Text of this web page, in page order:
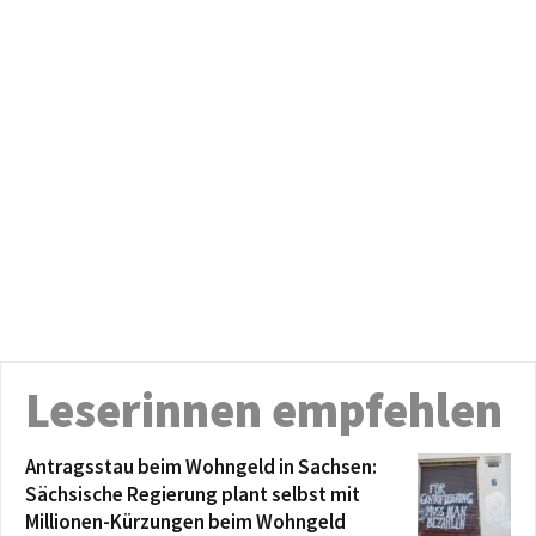
Leserinnen empfehlen
Antragsstau beim Wohngeld in Sachsen:
Sächsische Regierung plant selbst mit
Millionen-Kürzungen beim Wohngeld